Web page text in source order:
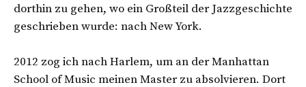
dorthin zu gehen, wo ein Großteil der Jazzgeschichte
geschrieben wurde: nach New York.
2012 zog ich nach Harlem, um an der Manhattan
School of Music meinen Master zu absolvieren. Dort